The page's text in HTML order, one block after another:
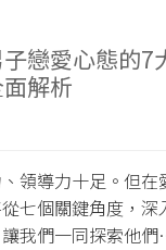
子戀愛心態的
解析
領導力十足。但在
七個關鍵角度，深
我們一同探索他